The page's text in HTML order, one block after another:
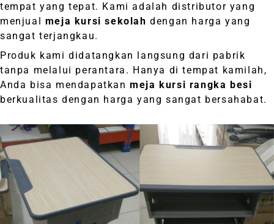
tempat yang tepat. Kami adalah distributor yang
menjual meja kursi sekolah dengan harga yang
sangat terjangkau.
Produk kami didatangkan langsung dari pabrik
tanpa melalui perantara. Hanya di tempat kamilah,
Anda bisa mendapatkanmeja kursi rangka besi
berkualitas dengan harga yang sangat bersahabat.